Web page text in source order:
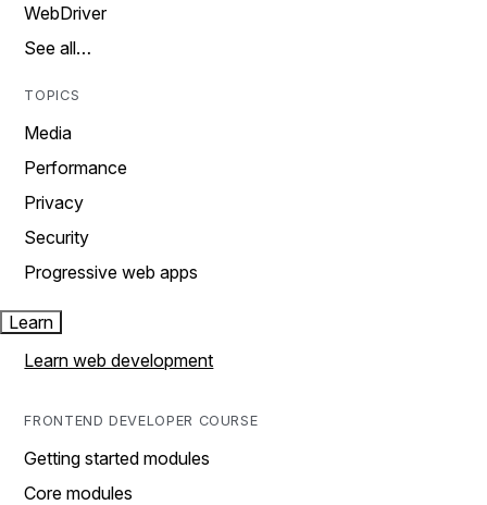
WebDriver
See all…
TOPICS
Media
Performance
Privacy
Security
Progressive web apps
Learn
Learn web development
FRONTEND DEVELOPER COURSE
Getting started modules
Core modules